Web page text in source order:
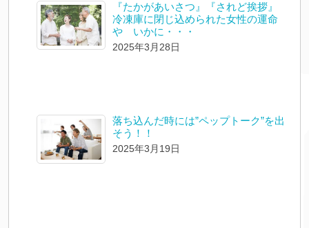
『たかがあいさつ』『されど挨拶』
冷凍庫に閉じ込められた女性の運命
や いかに・・・
2025年3月28日
落ち込んだ時には”ペップトーク”を出
そう！！
2025年3月19日